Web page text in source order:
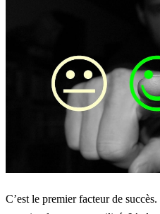
C’est le premier facteur de